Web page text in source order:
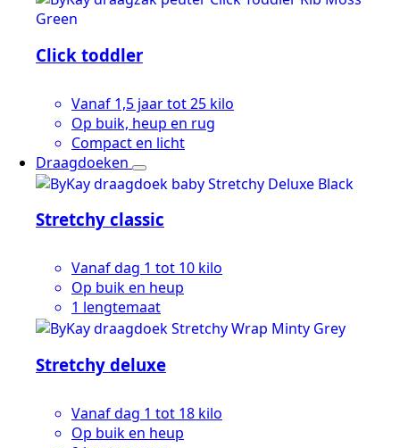
Click toddler
Vanaf 1,5 jaar tot 25 kilo
Op buik, heup en rug
Compact en licht
Draagdoeken
Stretchy classic
Vanaf dag 1 tot 10 kilo
Op buik en heup
1 lengtemaat
Stretchy deluxe
Vanaf dag 1 tot 18 kilo
Op buik en heup